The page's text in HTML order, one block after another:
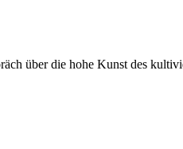
über die hohe Kunst des